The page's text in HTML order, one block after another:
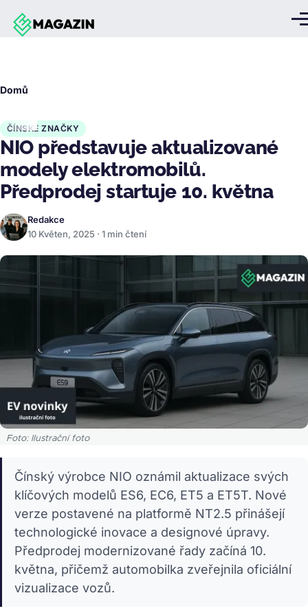
Přejít k hlavnímu obsahu
Domů
ČÍNSKÉ ZNAČKY
NIO představuje aktualizované
modely elektromobilů.
Předprodej startuje 10. května
Redakce
10 Květen, 2025 · 1 min čtení
Foto: Ilustrační foto
Čínský výrobce NIO oznámil aktualizace svých
klíčových modelů ES6, EC6, ET5 a ET5T. Nové
verze postavené na platformě NT2.5 přinášejí
technologické inovace a designové úpravy.
Předprodej modernizované řady začíná 10.
května, přičemž automobilka zveřejnila oficiální
vizualizace vozů.